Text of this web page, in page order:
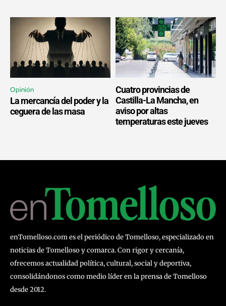
Opinión
La mercancía del poder y la
ceguera de las masa
Cuatro provincias de
Castilla-La Mancha, en
aviso por altas
temperaturas este jueves
enTomelloso.com es el periódico de Tomelloso, especializado en
noticias de Tomelloso y comarca. Con rigor y cercanía,
ofrecemos actualidad política, cultural, social y deportiva,
consolidándonos como medio líder en la prensa de Tomelloso
desde 2012.